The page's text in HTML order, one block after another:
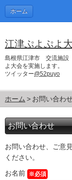
ホーム
江津ぷよぷよ
島根県江津市 交流施設
よ大会を実施します。
ツイッター@52puyo
ホーム お問い合わ
お問い合わせ
お問い合わせ、ご意
ください。
お名前 ※必須